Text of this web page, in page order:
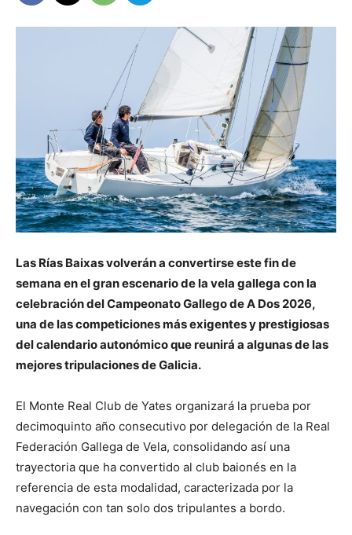
Las Rías Baixas volverán a convertirse este fin de
semana en el gran escenario de la vela gallega con la
celebración del Campeonato Gallego de A Dos 2026,
una de las competiciones más exigentes y prestigiosas
del calendario autonómico que reunirá a algunas de las
mejores tripulaciones de Galicia.
El Monte Real Club de Yates organizará la prueba por
decimoquinto año consecutivo por delegación de la Real
Federación Gallega de Vela, consolidando así una
trayectoria que ha convertido al club baionés en la
referencia de esta modalidad, caracterizada por la
navegación con tan solo dos tripulantes a bordo.